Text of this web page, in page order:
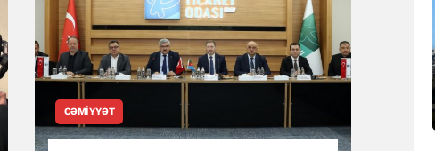
CƏMIYYƏT